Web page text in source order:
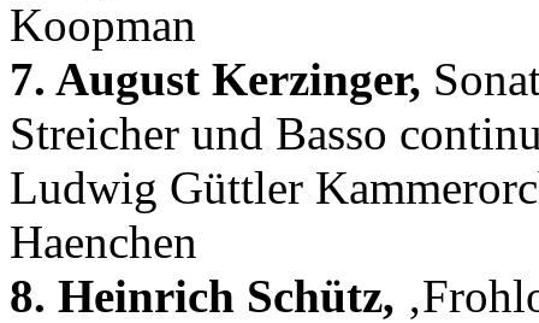
Koopman
7. August Kerzinger,
Streicher und Basso
Ludwig Güttler
Haenchen
8. Heinrich Schütz,